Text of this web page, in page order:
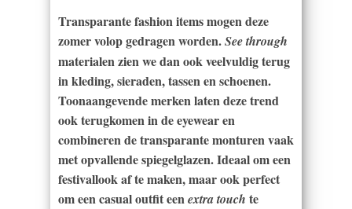
Transparante fashion items mogen deze
zomer volop gedragen worden.See through
materialen zien we dan ook veelvuldig terug
in kleding, sieraden, tassen en schoenen.
Toonaangevende merken laten deze trend
ook terugkomen in de eyewear en
combineren de transparante monturen vaak
met opvallende spiegelglazen. Ideaal om een
festivallook af te maken, maar ook perfect
om een casual outfit eenextra touch te